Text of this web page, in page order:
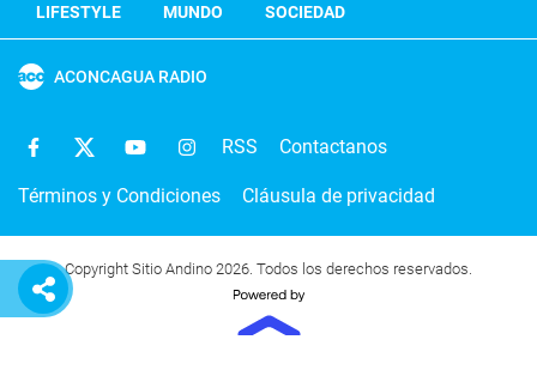
LIFESTYLE
MUNDO SOCIEDAD
ACONCAGUA RADIO
RSS Contactanos
Términos y Condiciones Cláusula de privacidad
Copyright Sitio Andino 2026. Todos los derechos reservados.